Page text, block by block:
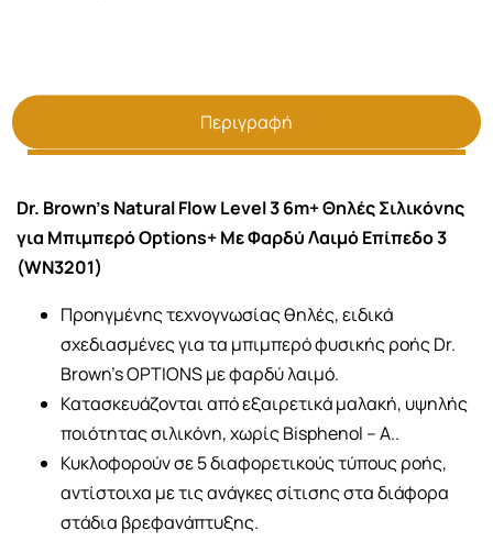
Περιγραφή
Dr. Brown's Natural Flow Level 3 6m+ Θηλές Σιλικόνης
για Μπιμπερό Options+ Με Φαρδύ Λαιμό Επίπεδο 3
(WN3201)
Προηγμένης τεχνογνωσίας θηλές, ειδικά
σχεδιασμένες για τα μπιμπερό φυσικής ροής Dr.
Brown’s OPTIONS με φαρδύ λαιμό.
Κατασκευάζονται από εξαιρετικά μαλακή, υψηλής
ποιότητας σιλικόνη, χωρίς Bisphenol – A..
Κυκλοφορούν σε 5 διαφορετικούς τύπους ροής,
αντίστοιχα με τις ανάγκες σίτισης στα διάφορα
στάδια βρεφανάπτυξης.